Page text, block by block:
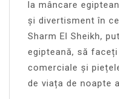
la mâncare
și divertisment în
Sharm El Sheikh,
egipteană, să
comerciale și
de viața de noapte